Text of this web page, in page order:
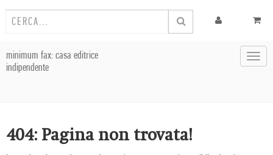
minimum fax: casa editrice
indipendente
404: Pagina non trovata!